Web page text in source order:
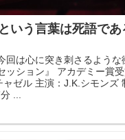
いう言葉は死語で
回は心に突き刺さるような
ッション』 アカデミー賞受
ャゼル 主演：J.K.シモンズ
...